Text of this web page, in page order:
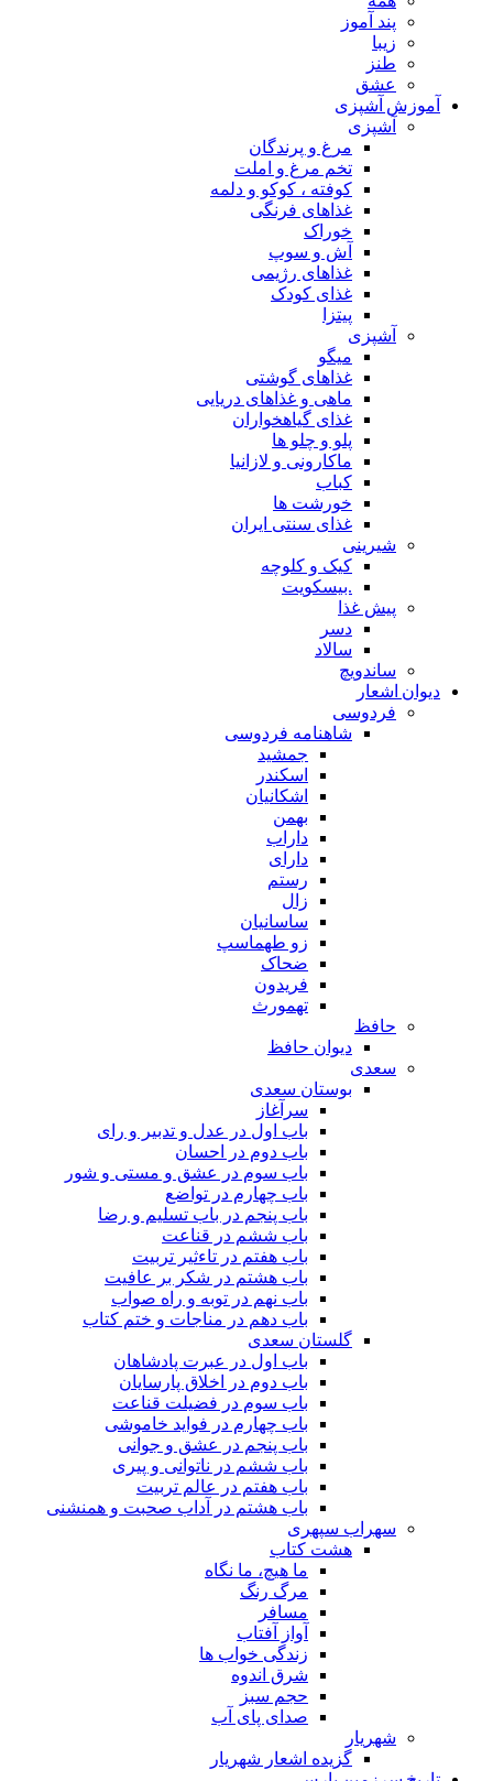
پند آموز
زیبا
طنز
عشق
آموزش آشپزی
آشپزی
مرغ و پرندگان
تخم مرغ و املت
کوفته ، کوکو و دلمه
غذاهای فرنگی
خوراک
آش و سوپ
غذاهای رژیمی
غذای کودک
پیتزا
آشپزی
میگو
غذاهای گوشتی
ماهی و غذاهای دریایی
غذای گیاهخواران
پلو و چلو ها
ماکارونی و لازانیا
کباب
خورشت ها
غذای سنتی ایران
شیرینی
کیک و کلوچه
.بیسکویت
پیش غذا
دسر
سالاد
ساندویچ
دیوان اشعار
فردوسی
شاهنامه فردوسی
جمشید
اسکندر
اشکانیان
بهمن
داراب
دارای
رستم
زال
ساسانیان
زو طهماسپ‏
ضحاک
فریدون
تهمورث
حافظ
دیوان حافظ
سعدی
بوستان سعدی
سرآغاز
باب اول در عدل و تدبیر و رای
باب دوم در احسان
باب سوم در عشق و مستی و شور
باب چهارم در تواضع
باب پنجم در باب تسلیم و رضا
باب ششم در قناعت
باب هفتم در تاءثیر تربیت
باب هشتم در شکر بر عافیت
باب نهم در توبه و راه صواب
باب دهم در مناجات و ختم کتاب
گلستان سعدی
باب اول در عبرت پادشاهان
باب دوم در اخلاق پارسایان
باب سوم در فضیلت قناعت
باب چهارم در فواید خاموشى
باب پنجم در عشق و جوانى
باب ششم در ناتوانى و پیرى
باب هفتم در عالم تربیت
باب هشتم در آداب صحبت و همنشنى
سهراب سپهری
هشت کتاب
ما هیچ، ما نگاه
مرگ رنگ
مسافر
آواز آفتاب
زندگی خواب ها
شرق اندوه
حجم سبز
صدای پای آب
شهریار
گزیده اشعار شهریار